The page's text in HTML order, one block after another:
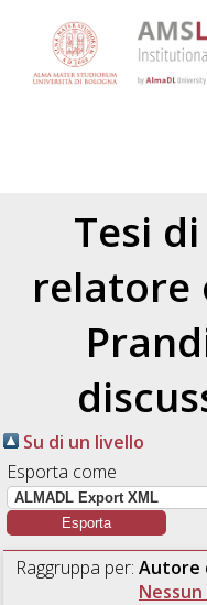
Tesi
relatore
Su di un livello
Esporta come
Raggruppa per: Autore